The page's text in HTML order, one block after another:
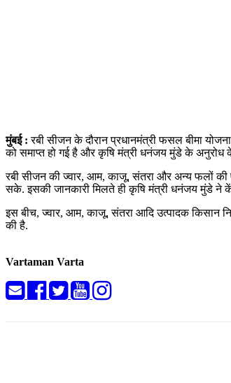
मुंबई :रबी सीजन के दौरान प्रधानमंत्री फसल बीमा
को समाप्त हो गई है और कृषि मंत्री धनंजय मुंडे के अनुरोध
रबी सीजन की ज्वार, आम, काजू, संतरा और अन्य फलों की
सके. इसकी जानकारी मिलते ही कृषि मंत्री धनंजय मुंडे ने
इस बीच, ज्वार, आम, काजू, संतरा आदि उत्पादक किसान
की है.
Vartaman Varta